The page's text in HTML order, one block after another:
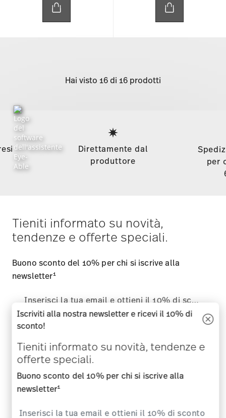
Hai visto 16 di 16 prodotti
Footer
Services
Direttamente dal
produttore
per
Tieniti informato su novità,
tendenze e offerte speciali.
Buono sconto del 10% per chi si iscrive alla
newsletter1
Confermo di avere piú di 16 anni e mi abbono alla newsletter di
Rosenthal sui temi porcellane, accessori per la tavola, per la
cucina e per la casa della ditta Rosenthal GmbH. In qualsiasi
momento è possibile cancellarsi dalla Newsletter attraverso l
Iscriviti alla nostra newsletter e ricevi il 10% di
sconto!
Tieniti informato su novità, tendenze e
offerte speciali.
Buono sconto del 10% per chi si iscrive alla
newsletter1